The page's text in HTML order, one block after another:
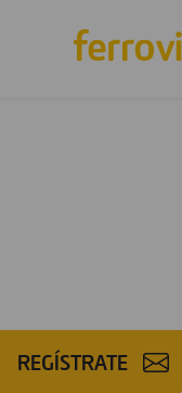
REGÍSTRATE